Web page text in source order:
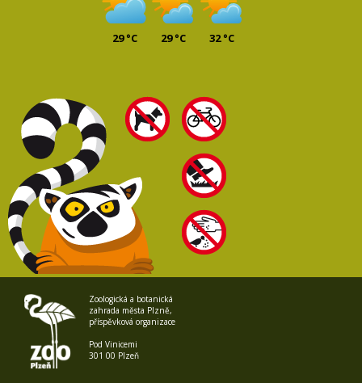
29 °C 29 °C 32 °C
Zoologická a botanická
zahrada města Plzně,
příspěvková organizace
Pod Vinicemi
301 00 Plzeň